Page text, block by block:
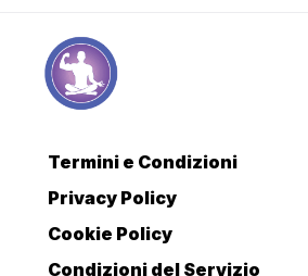
Termini e Condizioni
Privacy Policy
Cookie Policy
Condizioni del Servizio